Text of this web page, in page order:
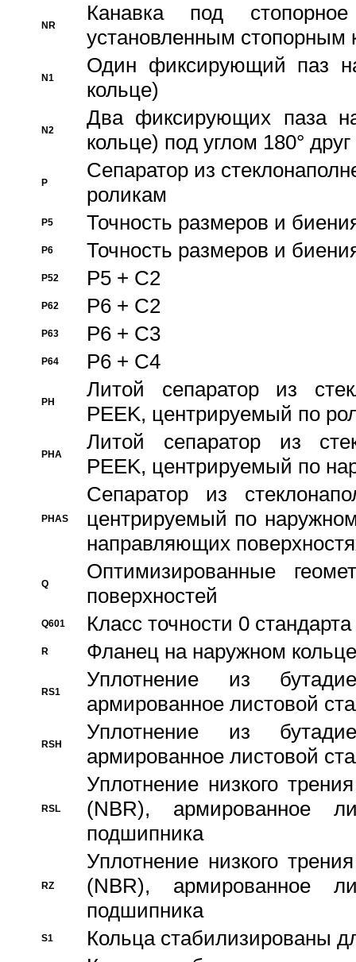
NR
Канавка под
установленным стопорным
N1
Один фиксирующий паз
кольце)
N2
Два фиксирующих паза
кольце) под углом 180° друг
P
Cепаратор из
роликам
P5 Точность размеров и
P6 Точность размеров и
P52 P5 + C2
P62 P6 + C2
P63 P6 + C3
P64 P6 + C4
PH
Литой сепаратор из
PEEK, центрируемый по
PHA
Литой сепаратор из
PEEK, центрируемый по
PHAS
Сепаратор из
центрируемый по
направляющих
Q
Оптимизированные
поверхностей
Q601 Класс точности 0
R Фланец на наружном кольце
RS1
Уплотнение из
армированное листовой
RSH
Уплотнение из
армированное листовой
RSL
Уплотнение низкого
(NBR), армированное
подшипника
RZ
Уплотнение низкого
(NBR), армированное
подшипника
S1 Кольца стабилизированы